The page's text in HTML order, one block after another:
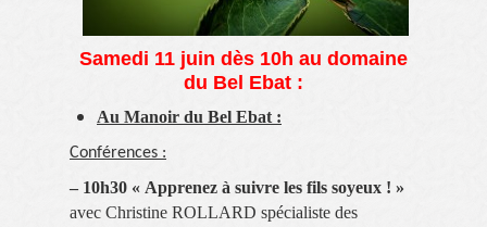
Samedi 11 juin dès 10h au domaine
du Bel Ebat :
Au Manoir du Bel Ebat :
Conférences :
– 10h30 « Apprenez à suivre les fils soyeux ! »
avec Christine ROLLARD spécialiste des